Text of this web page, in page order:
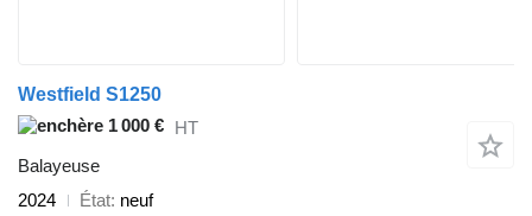
Westfield S1250
1 000 € HT
Balayeuse
2024
État neuf